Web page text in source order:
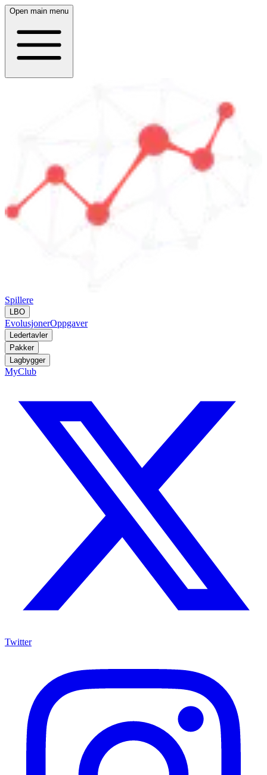
Open main menu
Spillere
LBO
EvolusjonerOppgaver
Ledertavler
Pakker
Lagbygger
MyClub
Twitter